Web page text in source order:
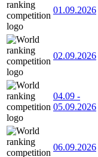
01.09.2026
02.09.2026
04.09 -
05.09.2026
06.09.2026